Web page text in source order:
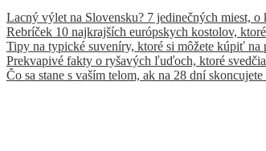
Lacný výlet na Slovensku? 7 jedinečných miest, o
Rebríček 10 najkrajších európskych kostolov,
Tipy na typické suveníry, ktoré si môžete kúpiť na
Prekvapivé fakty o ryšavých ľuďoch, ktoré
Čo sa stane s vaším telom, ak na 28 dní